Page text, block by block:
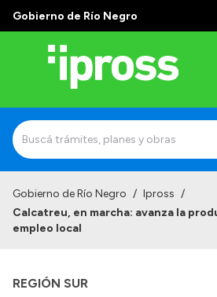
Gobierno de Río Negro
Institucional
Autoridades
Gobierno de Río Negro / Ipross /
Calcatreu, en marcha: avanza la
empleo local
REGIÓN SUR